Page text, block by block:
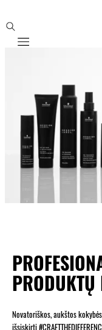
Mobile navigation
Novatoriškos, aukštos
išsiskirti